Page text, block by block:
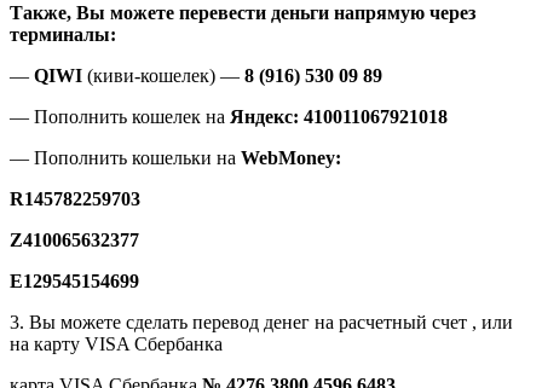
Также, Вы можете перевести деньги напрямую через
терминалы:
— QIWI (киви-кошелек) — 8 (916) 530 09 89
— Пополнить кошелек на Яндекс: 410011067921018
— Пополнить кошельки на WebMoney:
R145782259703
Z410065632377
E129545154699
3. Вы можете сделать перевод денег на расчетный счет , или
на карту VISA Cбербанка